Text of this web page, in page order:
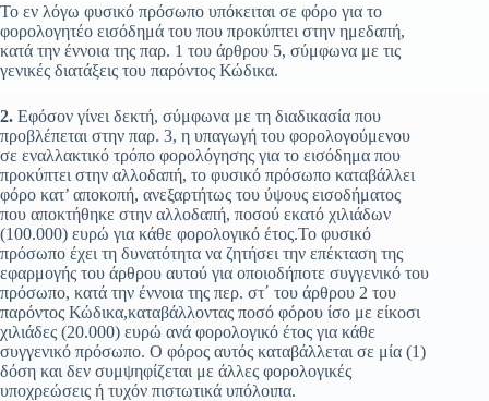
Το εν λόγω φυσικό πρόσωπο υπόκειται σε φόρο για το
φορολογητέο εισόδημά του που προκύπτει στην ημεδαπή,
κατά την έννοια της παρ. 1 του άρθρου 5, σύμφωνα με τις
γενικές διατάξεις του παρόντος Κώδικα.
2. Εφόσον γίνει δεκτή, σύμφωνα με τη διαδικασία που
προβλέπεται στην παρ. 3, η υπαγωγή του φορολογούμενου
σε εναλλακτικό τρόπο φορολόγησης για το εισόδημα που
προκύπτει στην αλλοδαπή, το φυσικό πρόσωπο καταβάλλει
φόρο κατ’ αποκοπή, ανεξαρτήτως του ύψους εισοδήματος
που αποκτήθηκε στην αλλοδαπή, ποσού εκατό χιλιάδων
(100.000) ευρώ για κάθε φορολογικό έτος.Το φυσικό
πρόσωπο έχει τη δυνατότητα να ζητήσει την επέκταση της
εφαρμογής του άρθρου αυτού για οποιοδήποτε συγγενικό του
πρόσωπο, κατά την έννοια της περ. στ΄ του άρθρου 2 του
παρόντος Κώδικα,καταβάλλοντας ποσό φόρου ίσο με είκοσι
χιλιάδες (20.000) ευρώ ανά φορολογικό έτος για κάθε
συγγενικό πρόσωπο. Ο φόρος αυτός καταβάλλεται σε μία (1)
δόση και δεν συμψηφίζεται με άλλες φορολογικές
υποχρεώσεις ή τυχόν πιστωτικά υπόλοιπα.